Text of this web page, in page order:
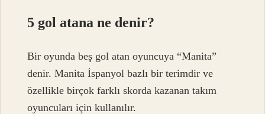
5 gol atana ne denir?
Bir oyunda beş gol atan oyuncuya “Manita”
denir. Manita İspanyol bazlı bir terimdir ve
özellikle birçok farklı skorda kazanan takım
oyuncuları için kullanılır.